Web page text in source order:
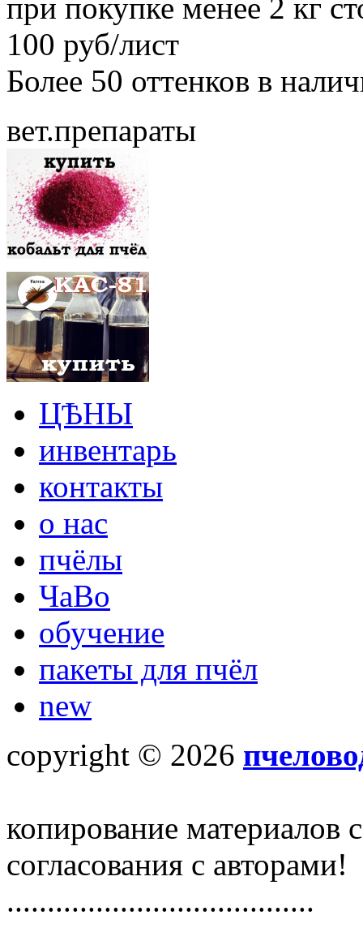
при покупке менее 2 кг
100 руб/лист
Более 50 оттенков в
вет.препараты
ЦѢНЫ
инвентарь
контакты
о нас
пчёлы
ЧаВо
обучение
пакеты для пчёл
new
copyright © 2026
копирование материалов
согласования с авторами!
......................................